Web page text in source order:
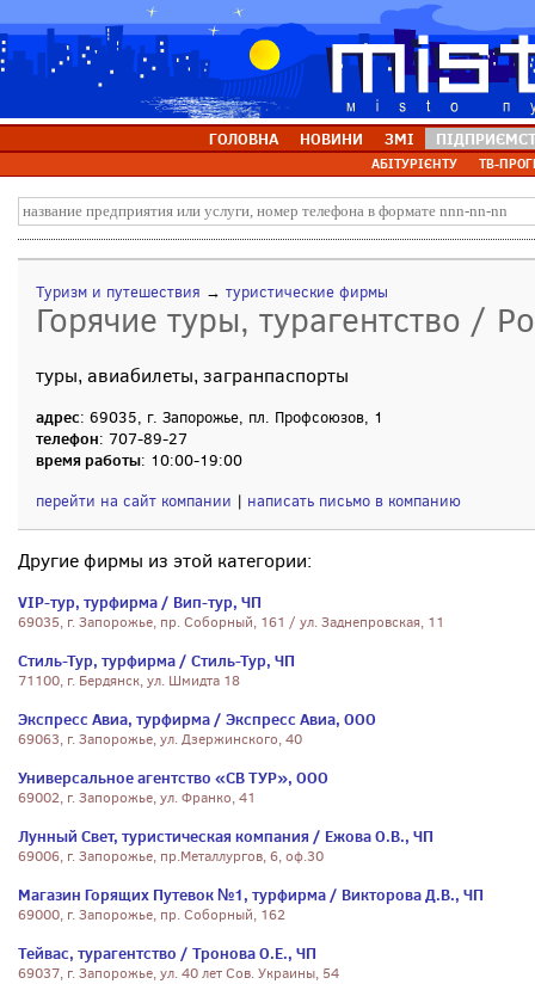
ГОЛОВНА НОВИНИ ЗМІ
АБІТУРІЄНТУ ТВ-
Туризм и путешествия → туристические фирмы
Горячие туры, турагентство /
туры, авиабилеты, загранпаспорты
адрес: 69035, г. Запорожье, пл. Профсоюзов, 1
телефон: 707-89-27
время работы: 10:00-19:00
перейти на сайт компании | написать письмо в компанию
Другие фирмы из этой категории:
VIP-тур, турфирма / Вип-тур, ЧП
69035, г. Запорожье, пр. Соборный, 161 / ул. Заднепровская, 11
Стиль-Тур, турфирма / Стиль-Тур, ЧП
71100, г. Бердянск, ул. Шмидта 18
Экспресс Авиа, турфирма / Экспресс Авиа, ООО
69063, г. Запорожье, ул. Дзержинского, 40
Универсальное агентство «СВ ТУР», ООО
69002, г. Запорожье, ул. Франко, 41
Лунный Свет, туристическая компания / Ежова О.В., ЧП
69006, г. Запорожье, пр.Металлургов, 6, оф.30
Магазин Горящих Путевок №1, турфирма / Викторова Д.В., ЧП
69000, г. Запорожье, пр. Соборный, 162
Тейвас, турагентство / Тронова О.Е., ЧП
69037, г. Запорожье, ул. 40 лет Сов. Украины, 54